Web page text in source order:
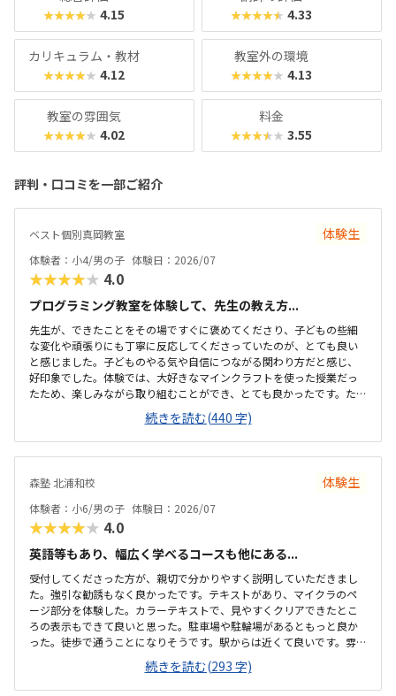
★★★★★ 4.15 ★★★★★ 4.33
カリキュラム・教材
★★★★★ 4.12
教室外の環境
★★★★★ 4.13
教室の雰囲気
★★★★★ 4.02
料金
★★★★★ 3.55
評判・口コミを一部ご紹介
ベスト個別真岡教室 体験生
体験者：小4/男の子 体験日：2026/07
★★★★★ 4.0
プログラミング教室を体験して、先生の教え方...
先生が、できたことをその場ですぐに褒めてくださり、子どもの些細
な変化や頑張りにも丁寧に反応してくださっていたのが、とても良い
と感じました。子どものやる気や自信につながる関わり方だと感じ、
好印象でした。体験では、大好きなマインクラフトを使った授業だっ
たため、楽しみながら取り組むことができ、とても良かったです。た
だ、今後もずっとマインクラフトを使った内容ではないと伺ったの
で、その後も興味を持って取り組めるかどうかは少し気になる点でし
た。教室は自宅から15分ほどの距離にあり、通いやすいと感じまし
た。また、駐車場もあるため、送り迎えもしやすく、安心して通わせ
ているわけではありませんが、壁などで視線が分散しにくい工夫がさ
れており、集中しやすい雰囲気だと感じました。月4回（1回50分）で
約12,000円という料金は、我が家にとってはや...
続きを読む(440 字)
森塾 北浦和校 体験生
体験者：小6/男の子 体験日：2026/07
★★★★★ 4.0
英語等もあり、幅広く学べるコースも他にある...
受付してくださった方が、親切で分かりやすく説明していただきまし
た。強引な勧誘もなく良かったです。テキストがあり、マイクラのペ
ージ部分を体験した。カラーテキストで、見やすくクリアできたとこ
ろの表示もできて良いと思った。駐車場や駐輪場があるともっと良か
った。徒歩で通うことになりそうです。駅からは近くて良いです。雰囲
気も良く、清潔感もあった。部屋が区切られていて、個人スペースも
確保されていて良かった。基本料金以外に、追加料金があまり無さそ
うで良かった。できれば、毎月1万以内で通いたいです。子供に熱心に
続きを読む(293 字)